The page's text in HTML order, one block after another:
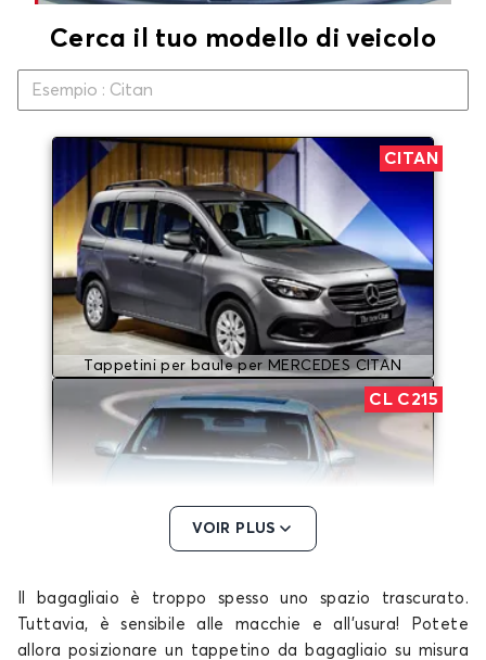
Cerca il tuo modello di veicolo
CITAN
Tappetini per baule per MERCEDES CITAN
CL C215
Tappetini per baule per MERCEDES CL C215
CLA
VOIR PLUS
Il bagagliaio è troppo spesso uno spazio trascurato.
Tuttavia, è sensibile alle macchie e all'usura! Potete
allora posizionare un tappetino da bagagliaio su misura